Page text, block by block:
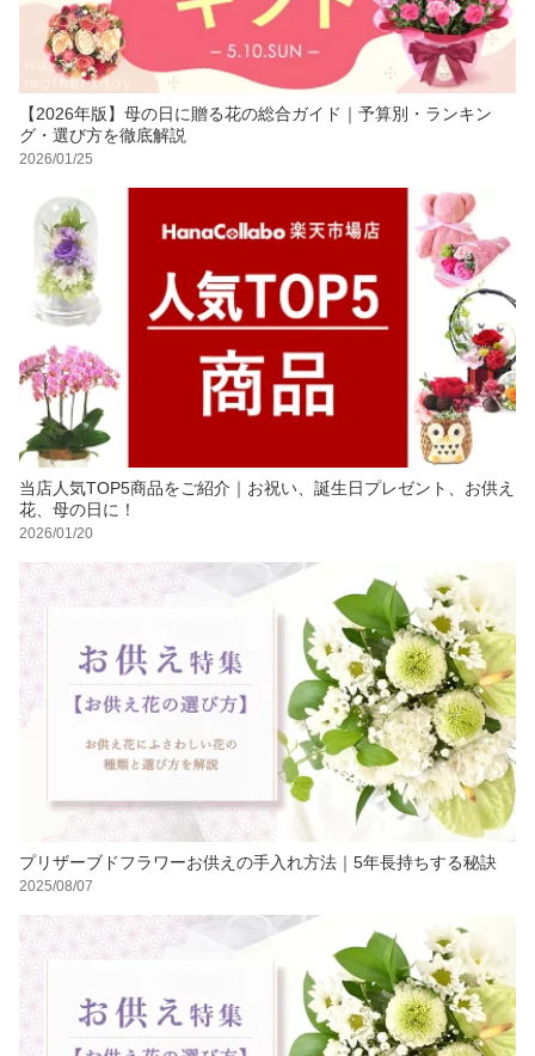
【2026年版】母の日に贈る花の総合ガイド｜予算別・ランキン
グ・選び方を徹底解説
2026/01/25
当店人気TOP5商品をご紹介｜お祝い、誕生日プレゼント、お供え
花、母の日に！
2026/01/20
プリザーブドフラワーお供えの手入れ方法｜5年長持ちする秘訣
2025/08/07